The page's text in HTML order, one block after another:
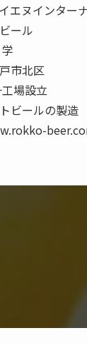
エヌインター
ール
市北区
場設立
ビールの製造